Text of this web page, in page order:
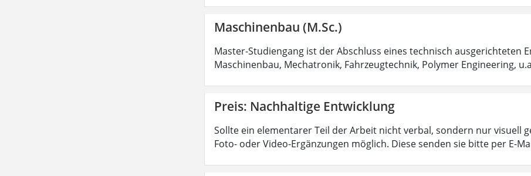
Maschinenbau (M.Sc.)
Master-Studiengang ist der Abschluss eines technisch ausgerichteten
Maschinenbau, Mechatronik, Fahrzeugtechnik, Polymer Engineering,
Preis: Nachhaltige Entwicklung
Sollte ein elementarer Teil der Arbeit nicht verbal, sondern nur visuell
Foto- oder Video-Ergänzungen möglich. Diese senden sie bitte per E-